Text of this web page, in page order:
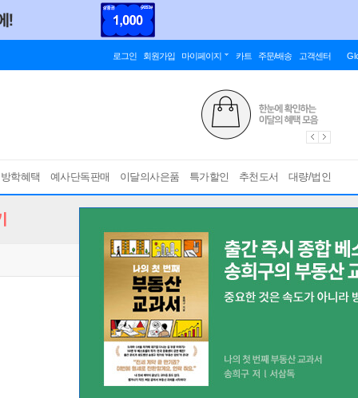
로그인 회원가입 마이페이지 카트 주문/배송 고객센터
학혜택 예사단독판매 이달의사은품 특가할인 추천도서 대량/법인